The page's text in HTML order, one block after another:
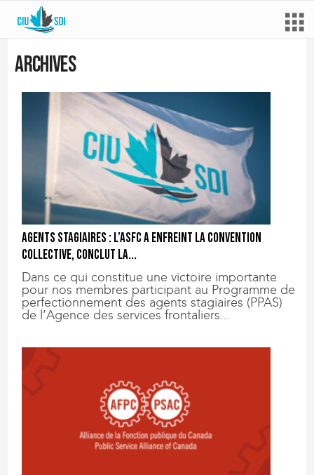
Archives
Agents stagiaires : l’ASFC a enfreint la convention
collective, conclut la...
Dans ce qui constitue une victoire importante
pour nos membres participant au Programme de
perfectionnement des agents stagiaires (PPAS)
de l’Agence des services frontaliers...